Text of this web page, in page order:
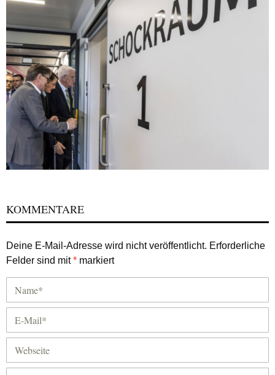
KOMMENTARE
Deine E-Mail-Adresse wird nicht veröffentlicht. Erforderliche
Felder sind mit* markiert